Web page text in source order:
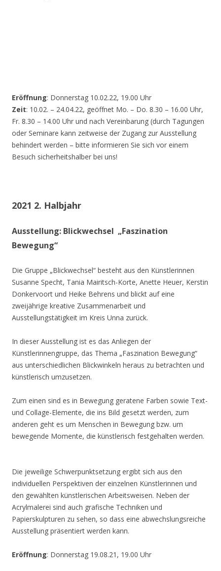
Eröffnung: Donnerstag 10.02.22, 19.00 Uhr
Zeit: 10.02. – 24.04.22, geöffnet Mo. – Do. 8.30 – 16.00 Uhr,
Fr. 8.30 – 14.00 Uhr und nach Vereinbarung (durch Tagungen
oder Seminare kann zeitweise der Zugang zur Ausstellung
behindert werden – bitte informieren Sie sich vor einem
Besuch sicherheitshalber bei uns!
2021 2. Halbjahr
Ausstellung: Blickwechsel „Faszination
Bewegung“
Die Gruppe „Blickwechsel“ besteht aus den Künstlerinnen
Susanne Specht, Tania Mairitsch-Korte, Anette Heuer, Kerstin
Donkervoort und Heike Behrens und blickt auf eine
zweijährige kreative Zusammenarbeit und
Ausstellungstätigkeit im Kreis Unna zurück.
In dieser Ausstellung ist es das Anliegen der
Künstlerinnengruppe, das Thema „Faszination Bewegung“
aus unterschiedlichen Blickwinkeln heraus zu betrachten und
künstlerisch umzusetzen.
Zum einen sind es in Bewegung geratene Farben sowie Text-
und Collage-Elemente, die ins Bild gesetzt werden, zum
anderen geht es um Menschen in Bewegung bzw. um
bewegende Momente, die künstlerisch festgehalten werden.
Die jeweilige Schwerpunktsetzung ergibt sich aus den
individuellen Perspektiven der einzelnen Künstlerinnen und
den gewählten künstlerischen Arbeitsweisen. Neben der
Acrylmalerei sind auch grafische Techniken und
Papierskulpturen zu sehen, so dass eine abwechslungsreiche
Ausstellung präsentiert werden kann.
Eröffnung: Donnerstag 19.08.21, 19.00 Uhr